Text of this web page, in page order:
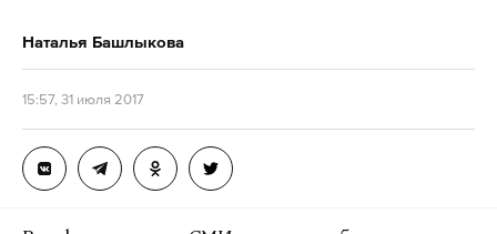
Наталья Башлыкова
15:57, 31 июля 2017